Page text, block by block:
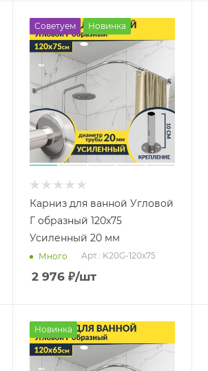
Советуем Новинка
Карниз для ванной Угловой
Г образный 120х75
Усиленный 20 мм
Много Арт.: K20G-120x75
2 976₽/шт
Новинка